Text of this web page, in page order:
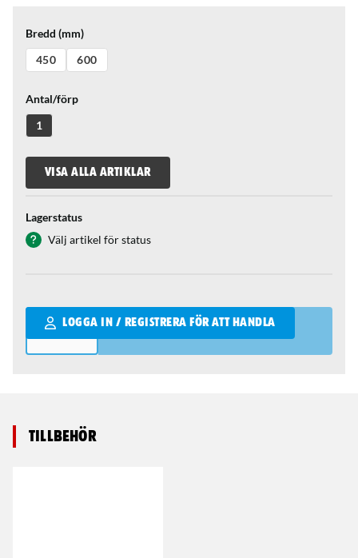
Bredd (mm)
450
600
Antal/förp
1
VISA ALLA ARTIKLAR
Lagerstatus
Välj artikel för status
LOGGA IN / REGISTRERA FÖR ATT HANDLA
Qantity
Tillbehör